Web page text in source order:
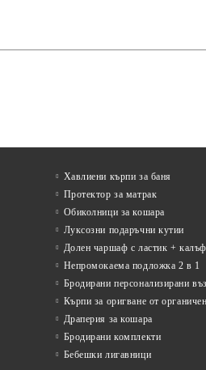
Хавлиени кърпи за баня
Протектор за матрак
Обиколници за кошара
Луксозни подаръчни кутии
Долен чаршаф с ластик +
Непромокаема подложка 2 в 1
Бродирани персонализирани
Кърпи за оригване от
Драперия за кошара
Бродирани комплекти
Бебешки лигавници